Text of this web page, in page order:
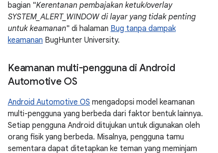
bagian "Kerentanan pembajakan ketuk/overlay
SYSTEM_ALERT_WINDOW di layar yang tidak penting
untuk keamanan" di halaman Bug tanpa dampak
keamanan BugHunter University.
Keamanan multi-pengguna di Android
Automotive OS
Android Automotive OS mengadopsi model keamanan
multi-pengguna yang berbeda dari faktor bentuk lainnya.
Setiap pengguna Android ditujukan untuk digunakan oleh
orang fisik yang berbeda. Misalnya, pengguna tamu
sementara dapat ditetapkan ke teman yang meminjam